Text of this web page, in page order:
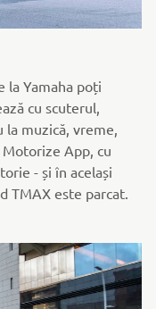
la Yamaha poți
cu scuterul,
la muzică, vreme,
App, cu
- și în același
TMAX este parcat.